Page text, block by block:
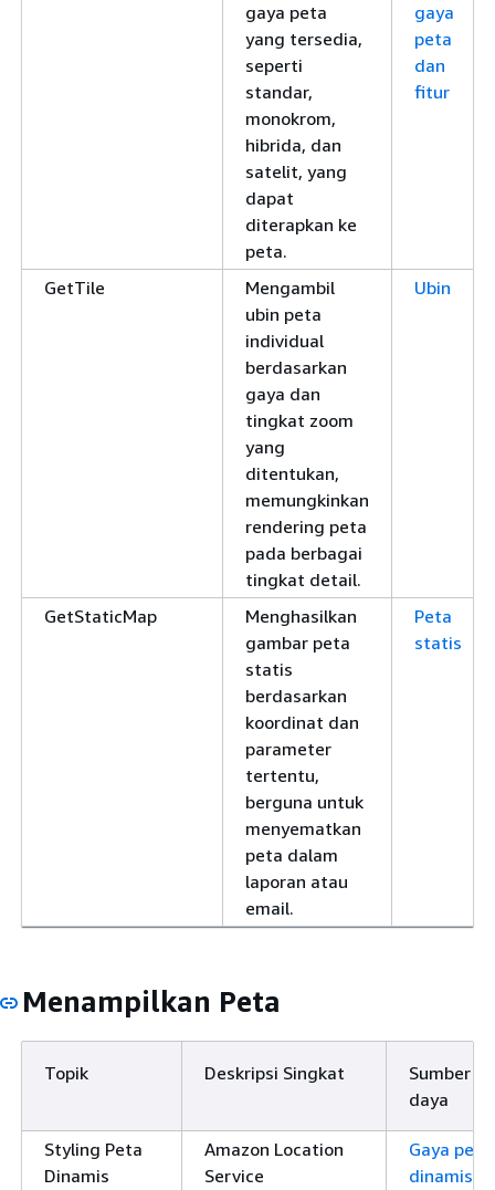
gaya peta
yang tersedia,
seperti
standar,
monokrom,
hibrida, dan
satelit, yang
dapat
diterapkan ke
peta.
gaya
peta
dan
fitur
GetTile
Mengambil
ubin peta
individual
berdasarkan
gaya dan
tingkat zoom
yang
ditentukan,
memungkinkan
rendering peta
pada berbagai
tingkat detail.
Ubin
GetStaticMap
Menghasilkan
gambar peta
statis
berdasarkan
koordinat dan
parameter
tertentu,
berguna untuk
menyematkan
peta dalam
laporan atau
email.
Peta
statis
Menampilkan Peta
Topik Deskripsi Singkat
Sumber
daya
Styling Peta
Dinamis
Amazon Location
Service
Gaya peta
dinamis